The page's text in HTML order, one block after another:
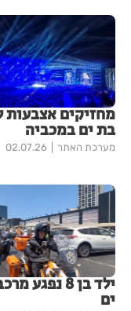
מחזיקים אצבעות
בת ים במכביה
מערכת האתר 02.07.26
ילד בן 8 נפגע
ים